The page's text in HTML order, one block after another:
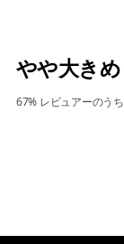
やや大きめ
67% レビュアーのうち